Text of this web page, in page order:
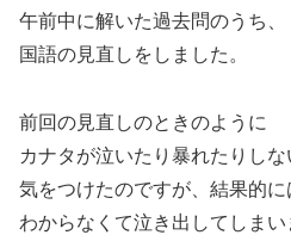
午前中に解いた過去問のうち、
国語の見直しをしました。
前回の見直しのときのように
カナタが泣いたり暴れたりしな
気をつけたのですが、結果的に
わからなくて泣き出してしまい